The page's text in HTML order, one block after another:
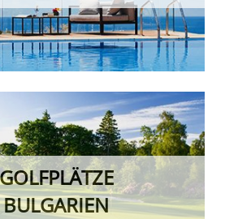
BULGARIEN